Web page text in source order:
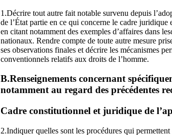
1.Décrire tout autre fait notable survenu depuis
de l’État partie en ce qui concerne le cadre
en citant notamment des exemples d’affaires dans
nationaux. Rendre compte de toute autre mesure
ses observations finales et décrire les mécanismes
conventionnels relatifs aux droits de l’homme.
B.Renseignements concernant
notamment au regard des précédentes
Cadre constitutionnel et juridique de
2.Indiquer quelles sont les procédures qui